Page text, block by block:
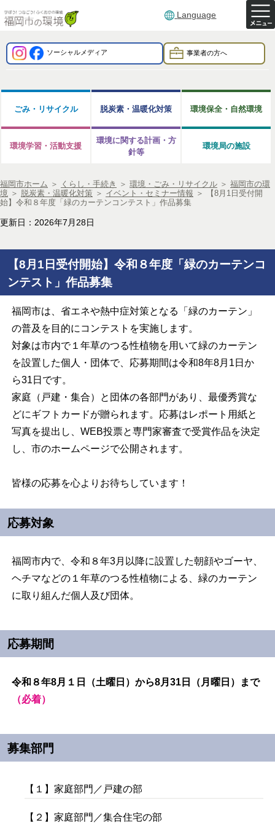
Language
ソーシャルメディア 事業者の方へ
ごみ・リサイクル 脱炭素・温暖化対策 環境保全・自然環境
環境学習・活動支援
環境に関する計画・方
針等
環境局の施設
福岡市ホーム ＞ くらし・手続き ＞ 環境・ごみ・リサイクル ＞ 福岡市の環
境 ＞ 脱炭素・温暖化対策 ＞ イベント・セミナー情報 ＞
【8月1日受付開
始】令和８年度「緑のカーテンコンテスト」作品募集
更新日：2026年7月28日
【8月1日受付開始】令和８年度「緑のカーテンコ
ンテスト」作品募集
福岡市は、省エネや熱中症対策となる「緑のカーテン」
の普及を目的にコンテストを実施します。
対象は市内で１年草のつる性植物を用いて緑のカーテン
を設置した個人・団体で、応募期間は令和8年8月1日か
ら31日です。
家庭（戸建・集合）と団体の各部門があり、最優秀賞な
どにギフトカードが贈られます。応募はレポート用紙と
写真を提出し、WEB投票と専門家審査で受賞作品を決定
し、市のホームページで公開されます。
皆様の応募を心よりお待ちしています！
応募対象
福岡市内で、令和８年3月以降に設置した朝顔やゴーヤ、
ヘチマなどの１年草のつる性植物による、緑のカーテン
に取り組んだ個人及び団体。
応募期間
令和８年8月１日（土曜日）から8月31日（月曜日）まで
（必着）
募集部門
【１】家庭部門／戸建の部
【２】家庭部門／集合住宅の部